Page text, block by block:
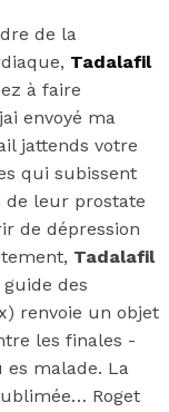
de la
Tadalafil
à faire
envoyé ma
jattends votre
qui subissent
de leur prostate
de dépression
Tadalafil
des
renvoie un objet
les finales -
malade. La
Roget